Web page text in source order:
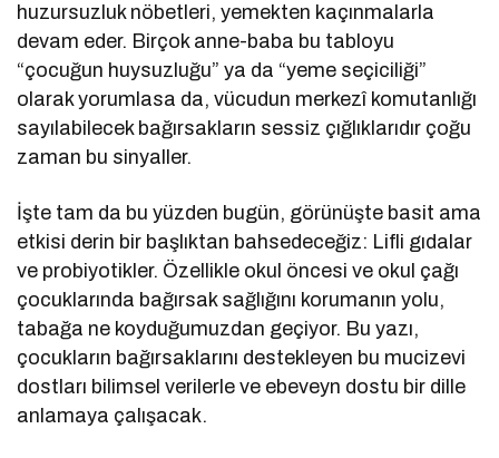
huzursuzluk nöbetleri, yemekten kaçınmalarla
devam eder. Birçok anne-baba bu tabloyu
“çocuğun huysuzluğu” ya da “yeme seçiciliği”
olarak yorumlasa da, vücudun merkezî komutanlığı
sayılabilecek bağırsakların sessiz çığlıklarıdır çoğu
zaman bu sinyaller.
İşte tam da bu yüzden bugün, görünüşte basit ama
etkisi derin bir başlıktan bahsedeceğiz: Lifli gıdalar
ve probiyotikler. Özellikle okul öncesi ve okul çağı
çocuklarında bağırsak sağlığını korumanın yolu,
tabağa ne koyduğumuzdan geçiyor. Bu yazı,
çocukların bağırsaklarını destekleyen bu mucizevi
dostları bilimsel verilerle ve ebeveyn dostu bir dille
anlamaya çalışacak.